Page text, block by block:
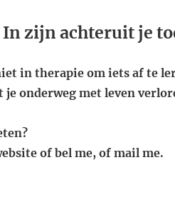
zijn achteruit je
in therapie om iets af te
je onderweg met leven
of bel me, of mail me.